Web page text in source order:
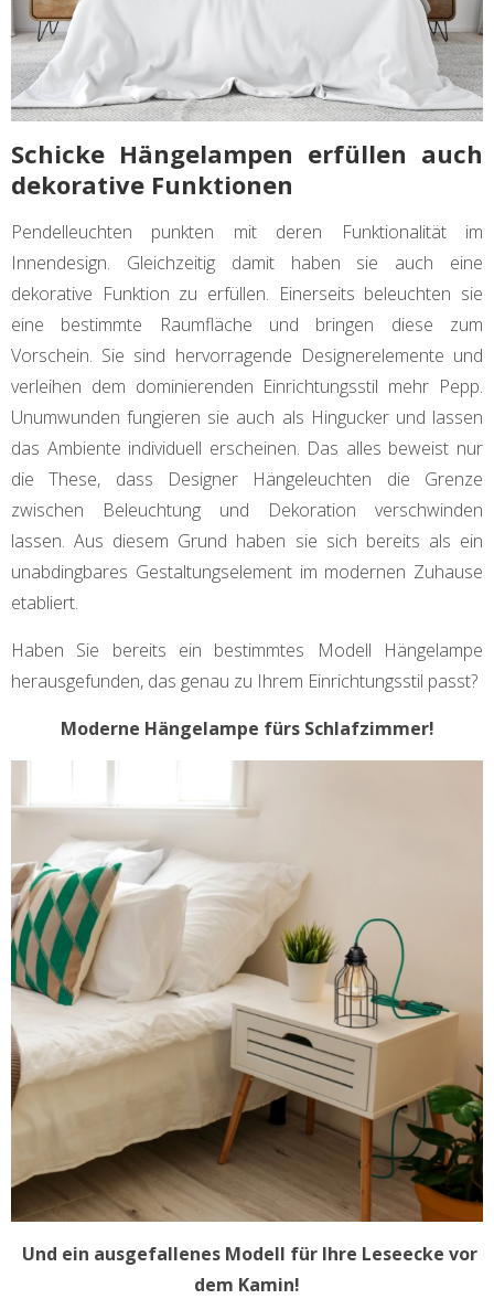
Schicke Hängelampen erfüllen auch
dekorative Funktionen
Pendelleuchten punkten mit deren Funktionalität im
Innendesign. Gleichzeitig damit haben sie auch eine
dekorative Funktion zu erfüllen. Einerseits beleuchten sie
eine bestimmte Raumfläche und bringen diese zum
Vorschein. Sie sind hervorragende Designerelemente und
verleihen dem dominierenden Einrichtungsstil mehr Pepp.
Unumwunden fungieren sie auch als Hingucker und lassen
das Ambiente individuell erscheinen. Das alles beweist nur
die These, dass Designer Hängeleuchten die Grenze
zwischen Beleuchtung und Dekoration verschwinden
lassen. Aus diesem Grund haben sie sich bereits als ein
unabdingbares Gestaltungselement im modernen Zuhause
etabliert.
Haben Sie bereits ein bestimmtes Modell Hängelampe
herausgefunden, das genau zu Ihrem Einrichtungsstil passt?
Moderne Hängelampe fürs Schlafzimmer!
Und ein ausgefallenes Modell für Ihre Leseecke vor
dem Kamin!